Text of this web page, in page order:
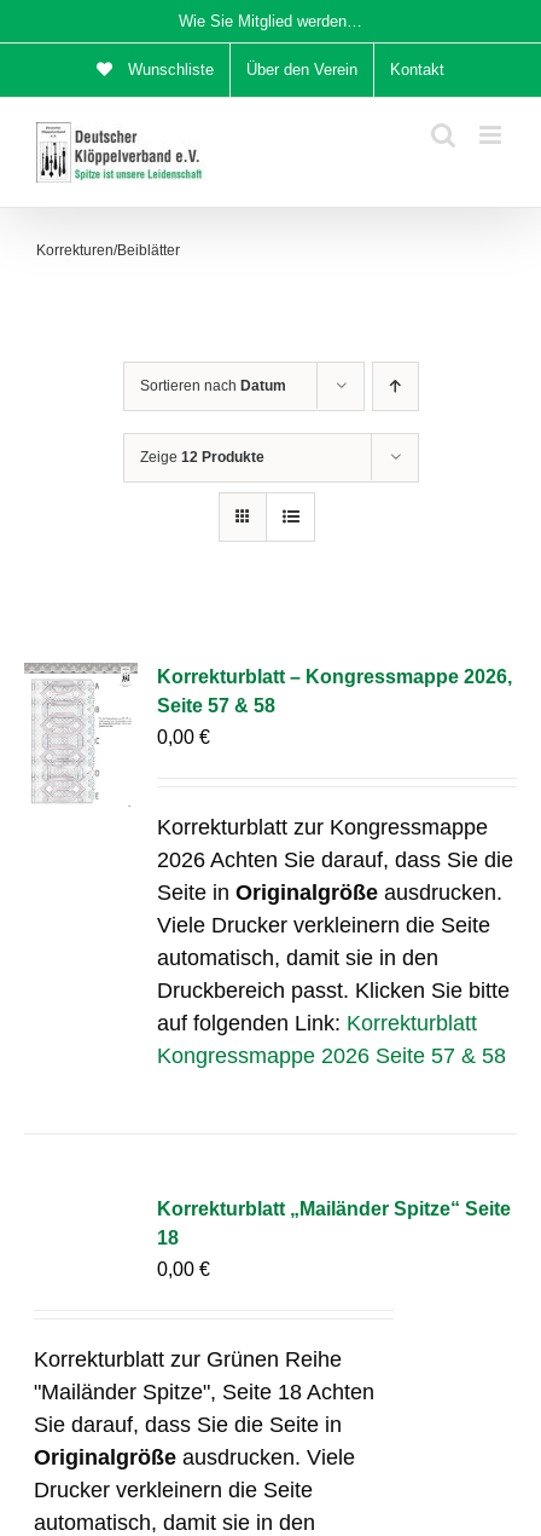
Inhalt
Wie Sie Mitglied werden…
Wunschliste Über den Verein Kontakt
Korrekturen/Beiblätter
Sortieren nach Datum
Zeige 12 Produkte
Korrekturblatt – Kongressmappe 2026,
Seite 57 & 58
0,00€
Korrekturblatt zur Kongressmappe
2026 Achten Sie darauf, dass Sie die
Seite inOriginalgröße ausdrucken.
Viele Drucker verkleinern die Seite
automatisch, damit sie in den
Druckbereich passt. Klicken Sie bitte
auf folgenden Link: Korrekturblatt
Kongressmappe 2026 Seite 57 & 58
Korrekturblatt „Mailänder Spitze“ Seite
18
0,00€
Korrekturblatt zur Grünen Reihe
"Mailänder Spitze", Seite 18 Achten
Sie darauf, dass Sie die Seite in
Originalgröße ausdrucken. Viele
Drucker verkleinern die Seite
automatisch, damit sie in den